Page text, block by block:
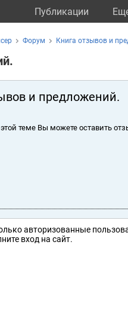
Публикации
Форум Книга отзывов и
и предложений.
этой теме Вы можете оставить
авторизованные
вход на сайт.